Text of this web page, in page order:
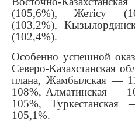
(105,6%), Жетісу
(103,2%),
(102,4%).
Особенно успешной
Северо-Казахстанская
плана, Жамбылская —
108%, Алматинская —
105%,
105,1%.